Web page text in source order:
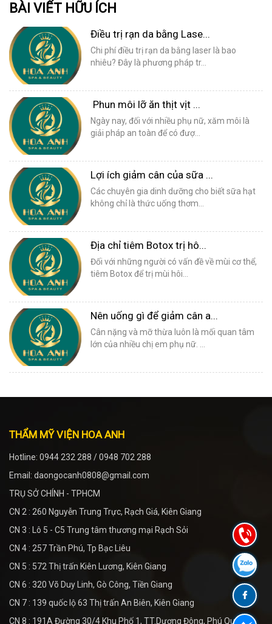
BÀI VIẾT HỮU ÍCH
Điều trị rạn da bằng Lase...
Chi phí điều trị rạn da bằng laser là bao
nhiêu? Đây là phương pháp tr...
Phun môi lỡ ăn thịt vịt ...
Ngày nay, đối với nhiều phụ nữ, xăm môi là
giải pháp an toàn để có đượ...
Lợi ích giảm cân của sữa ...
Các chuyên gia dinh dưỡng cho biết sữa hạt
không chỉ là thức uống thơm...
Địa chỉ tiêm Botox trị hô...
Đối với những người có vấn đề về mùi cơ thể,
tiêm Botox để trị mùi hôi...
Nên uống gì để giảm cân a...
Cân nặng và mỡ thừa luôn là mối quan tâm
lớn của nhiều chị em phụ nữ. ...
THẨM MỸ VIỆN HOA ANH
Hotline: 0944 232 288 / 0948 702 288
Email: daongocanh0808@gmail.com
TRỤ SỞ CHÍNH - TPHCM
CN 2 : 260 Nguyễn Trung Trực, Rạch Giá, Kiên Giang
CN 3 : Lô 5 - C5 Trung tâm thương mại Rạch Sỏi
CN 4 : 257 Trần Phú, Tp Bạc Liêu
CN 5 : 572 Thị trấn Kiên Lương, Kiên Giang
CN 6 : 320 Võ Duy Linh, Gò Công, Tiền Giang
CN 7 : 139 quốc lộ 63 Thị trấn An Biên, Kiên Giang
CN 8 : 191A Đường 30/4 Khu Phố 1, TT.Dương Đông, Phú Quốc